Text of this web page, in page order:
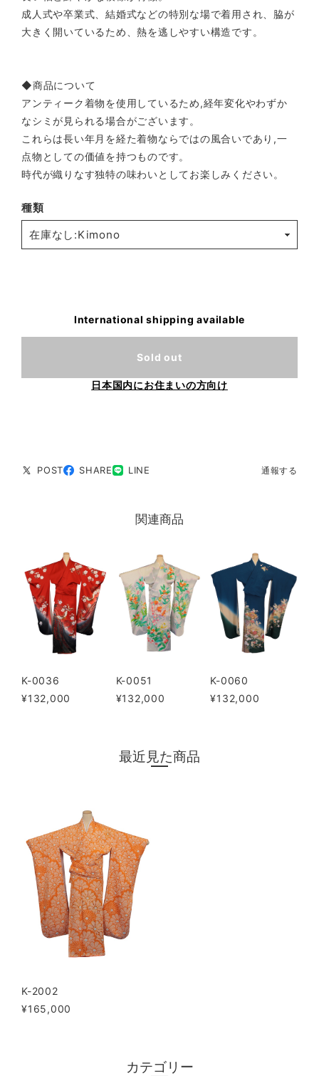
成人式や卒業式、結婚式などの特別な場で着用され、脇が
大きく開いているため、熱を逃しやすい構造です。
◆商品について
アンティーク着物を使用しているため,経年変化やわずか
なシミが見られる場合がございます。
これらは長い年月を経た着物ならではの風合いであり,一
点物としての価値を持つものです。
時代が織りなす独特の味わいとしてお楽しみください。
種類
International shipping available
Sold out
日本国内にお住まいの方向け
POST SHARE LINE 通報する
関連商品
K-0036
¥132,000
K-0051
¥132,000
K-0060
¥132,000
最近見た商品
K-2002
¥165,000
カテゴリー